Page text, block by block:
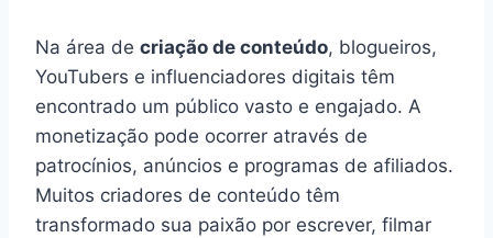
Na área de criação de conteúdo, blogueiros,
YouTubers e influenciadores digitais têm
encontrado um público vasto e engajado. A
monetização pode ocorrer através de
patrocínios, anúncios e programas de afiliados.
Muitos criadores de conteúdo têm
transformado sua paixão por escrever, filmar